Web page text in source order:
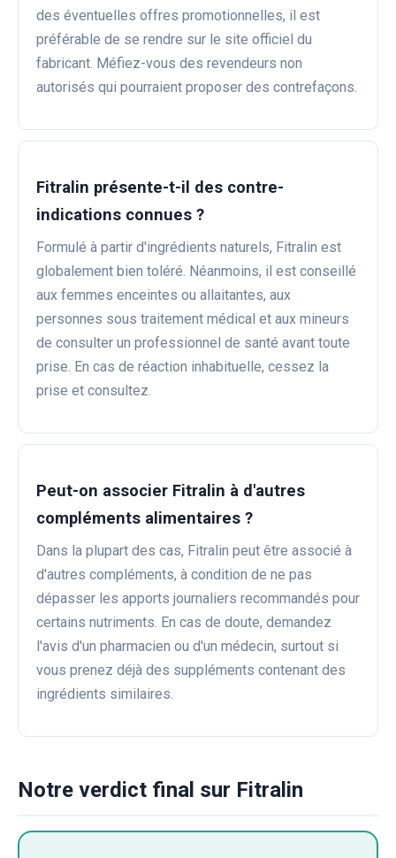
des éventuelles offres promotionnelles, il est
préférable de se rendre sur le site officiel du
fabricant. Méfiez-vous des revendeurs non
autorisés qui pourraient proposer des contrefaçons.
Fitralin présente-t-il des contre-
indications connues ?
Formulé à partir d'ingrédients naturels, Fitralin est
globalement bien toléré. Néanmoins, il est conseillé
aux femmes enceintes ou allaitantes, aux
personnes sous traitement médical et aux mineurs
de consulter un professionnel de santé avant toute
prise. En cas de réaction inhabituelle, cessez la
prise et consultez.
Peut-on associer Fitralin à d'autres
compléments alimentaires ?
Dans la plupart des cas, Fitralin peut être associé à
d'autres compléments, à condition de ne pas
dépasser les apports journaliers recommandés pour
certains nutriments. En cas de doute, demandez
l'avis d'un pharmacien ou d'un médecin, surtout si
vous prenez déjà des suppléments contenant des
ingrédients similaires.
Notre verdict final sur Fitralin